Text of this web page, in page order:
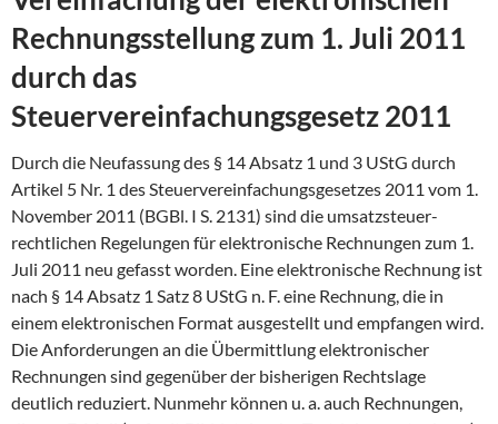
Rechnungsstellung zum 1. Juli 2011
durch das
Steuervereinfachungsgesetz 2011
Durch die Neufassung des § 14 Absatz 1 und 3 UStG durch
Artikel 5 Nr. 1 des Steuervereinfachungsgesetzes 2011 vom 1.
November 2011 (BGBl. I S. 2131) sind die umsatzsteuer-
rechtlichen Regelungen für elektronische Rechnungen zum 1.
Juli 2011 neu gefasst worden. Eine elektronische Rechnung ist
nach § 14 Absatz 1 Satz 8 UStG n. F. eine Rechnung, die in
einem elektronischen Format ausgestellt und empfangen wird.
Die Anforderungen an die Übermittlung elektronischer
Rechnungen sind gegenüber der bisherigen Rechtslage
deutlich reduziert. Nunmehr können u. a. auch Rechnungen,